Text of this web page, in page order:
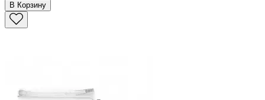
В Корзину